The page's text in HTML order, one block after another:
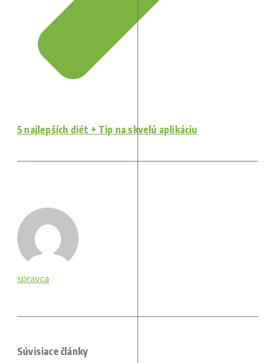
5 najlepších diét + Tip na skvelú aplikáciu
spravca
Súvisiace články